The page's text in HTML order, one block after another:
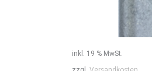
inkl. 19 % MwSt.